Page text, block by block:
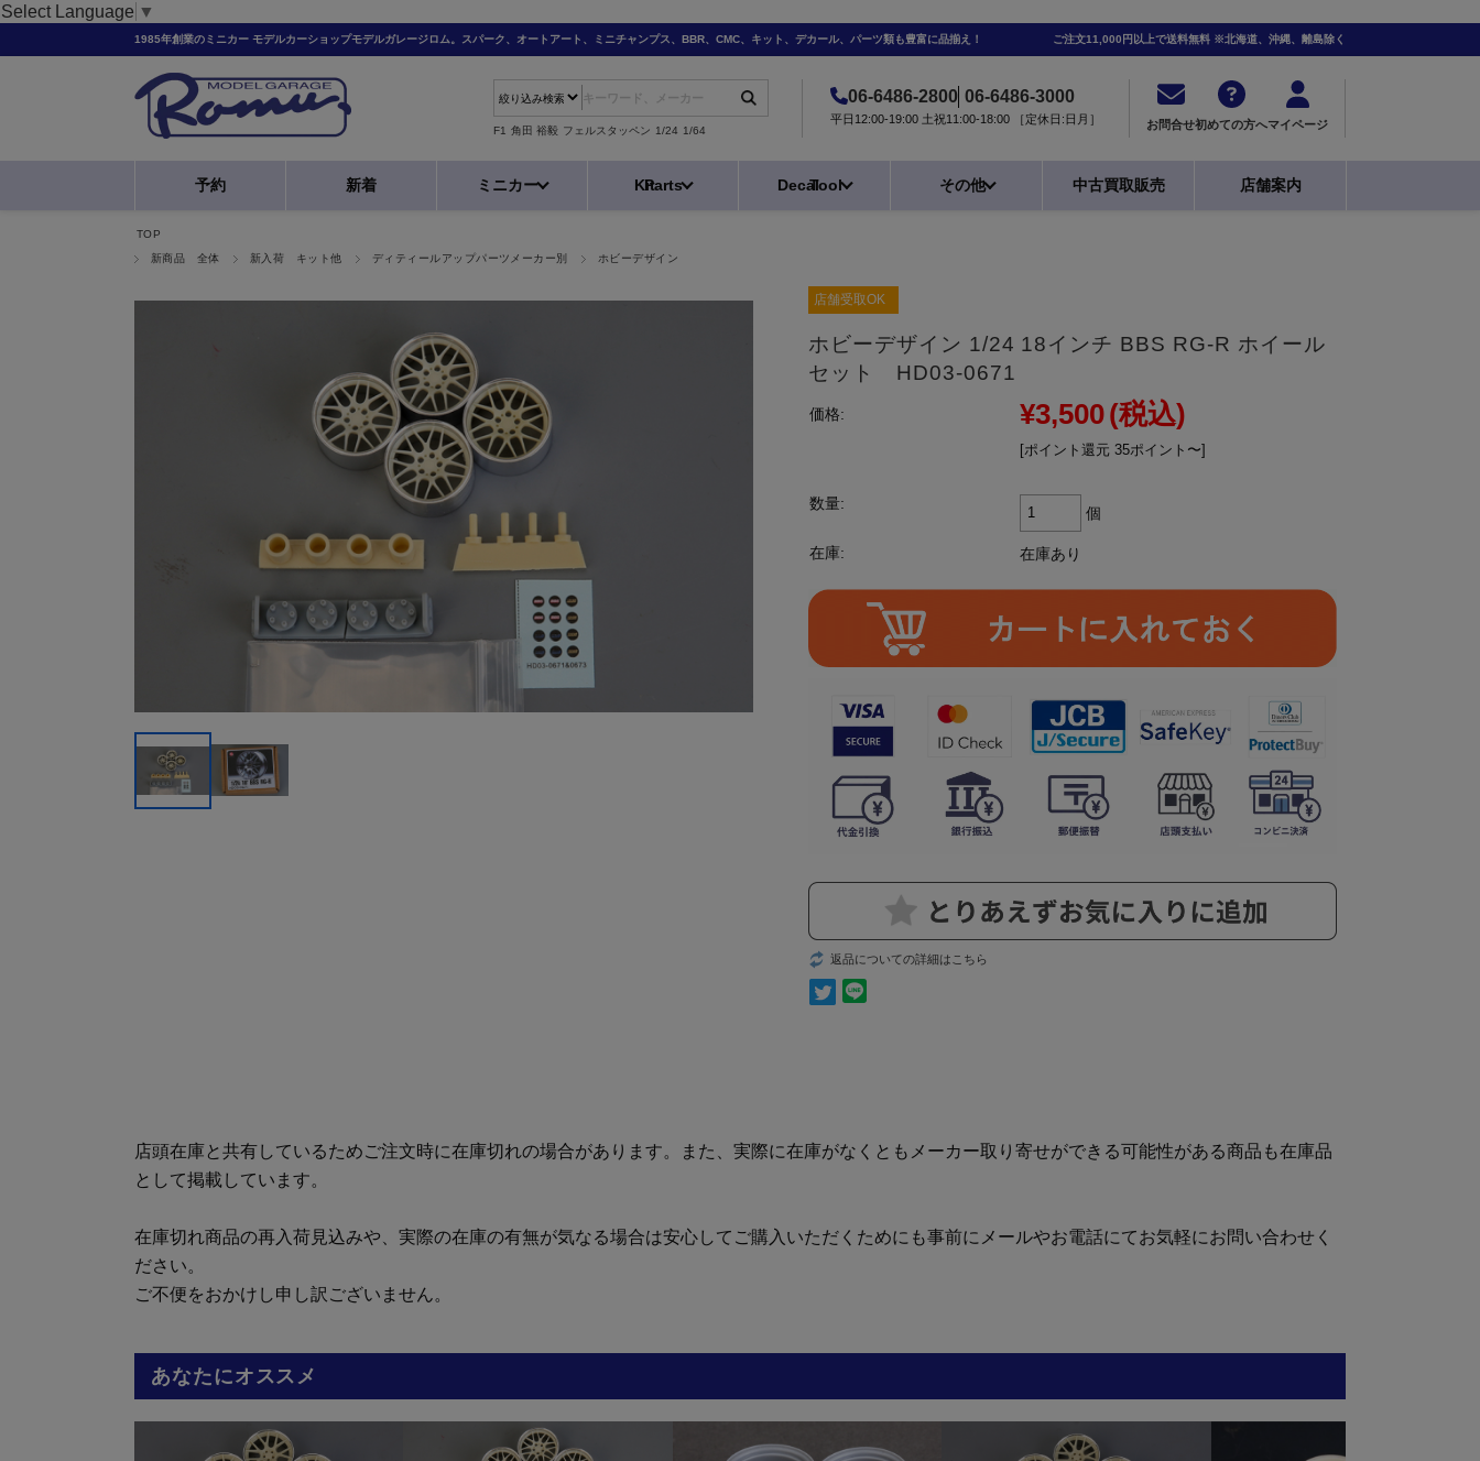
Select Language ▼
1985年創業のミニカー モデルカーショップモデルガレージロム。スパーク、オートアート、ミニチャンプス、BBR、CMC、キット、デカール、パーツ類も豊富に品揃え！ ご注文11,000円以上で送料無料 ※北海道、沖縄、離島除く
F1 角田 裕毅 フェルスタッペン 1/24 1/64
06-6486-2800 06-6486-3000
平日12:00-19:00 土祝11:00-18:00 ［定休日:日月］ お問合せ初めての方へマイページ
予約 新着 ミニカー KitParts DecalTool その他 中古買取販売 店舗案内
TOP
新商品 全体
新入荷 キット他 ディティールアップパーツメーカー別 ホビーデザイン
店舗受取OK
ホビーデザイン 1/24 18インチ BBS RG-R ホイール
セット HD03-0671
価格: ¥3,500(税込)
[ポイント還元 35ポイント〜]
数量:
個
在庫: 在庫あり
返品についての詳細はこちら
店頭在庫と共有しているためご注文時に在庫切れの場合があります。また、実際に在庫がなくともメーカー取り寄せができる可能性がある商品も在庫品
として掲載しています。
在庫切れ商品の再入荷見込みや、実際の在庫の有無が気なる場合は安心してご購入いただくためにも事前にメールやお電話にてお気軽にお問い合わせく
ださい。
ご不便をおかけし申し訳ございません。
あなたにオススメ